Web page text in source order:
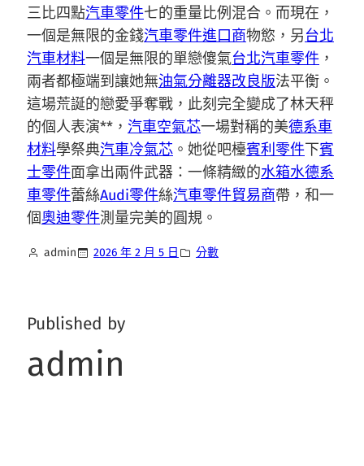
三比四點汽車零件七的重量比例混合。而現在，
一個是無限的金錢汽車零件進口商物慾，另台北
汽車材料一個是無限的單戀傻氣台北汽車零件 ，
兩者都極端到讓她無油氣分離器改良版法平衡。
這場荒誕的戀愛爭奪戰，此刻完全變成了林天秤
的個人表演**， 汽車空氣芯一場對稱的美德系車
材料學祭典汽車冷氣芯 。她從吧檯賓利零件下賓
士零件面拿出兩件武器：一條精緻的水箱水德系
車零件蕾絲Audi零件絲汽車零件貿易商帶，和一
個奧迪零件測量完美的圓規。
admin 2026 年 2 月 5 日 分數
Published by
admin